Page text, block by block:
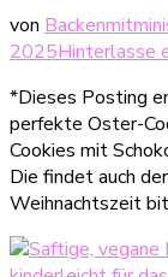
von
2025Hinterlasse
*Dieses Posting
perfekte Oster-
Cookies mit
Die findet auch
Weihnachtszeit